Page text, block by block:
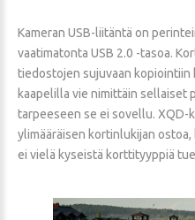
Kameran USB-liitäntä on
vaatimatonta USB 2.0 -tasoa.
tiedostojen sujuvaan
kaapelilla vie nimittäin sellaiset
tarpeeseen se ei sovellu.
ylimääräisen kortinlukijan
ei vielä kyseistä korttityyppiä